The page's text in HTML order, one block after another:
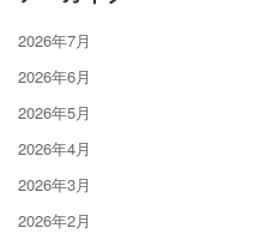
2026年7月
2026年6月
2026年5月
2026年4月
2026年3月
2026年2月